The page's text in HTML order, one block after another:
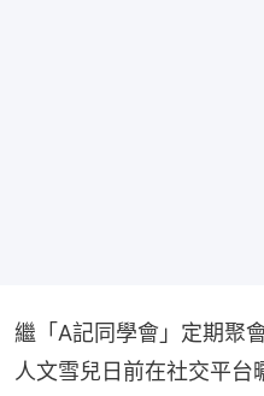
繼「A記同學會」定期聚
人文雪兒日前在社交平台